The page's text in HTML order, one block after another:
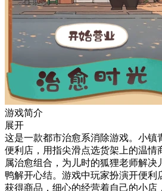
游戏简介
展开
这是一款都市治愈系消除游戏。小镇
便利店，用指尖滑点选货架上的温情
属治愈组合，为儿时的狐狸老师解决
鸭解开心结。游戏中玩家扮演开便利
获得商品，细心的经营着自己的小店